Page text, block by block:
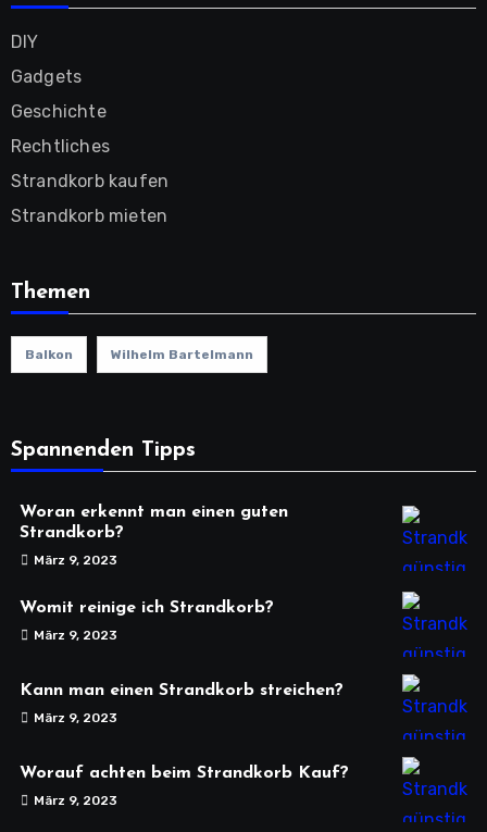
DIY
Gadgets
Geschichte
Rechtliches
Strandkorb kaufen
Strandkorb mieten
Themen
Balkon Wilhelm Bartelmann
Spannenden Tipps
Woran erkennt man einen guten
Strandkorb?
März 9, 2023
Womit reinige ich Strandkorb?
März 9, 2023
Kann man einen Strandkorb streichen?
März 9, 2023
Worauf achten beim Strandkorb Kauf?
März 9, 2023